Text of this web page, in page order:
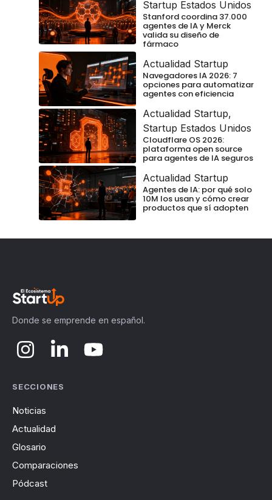
Startup Estados Unidos
Stanford coordina 37.000
agentes de IA y Merck
valida su diseño de
fármaco
Actualidad Startup
Navegadores IA 2026: 7
opciones para automatizar
agentes con eficiencia
Actualidad Startup,
Startup Estados Unidos
Cloudflare OS 2026:
plataforma open source
para agentes de IA seguros
Actualidad Startup
Agentes de IA: por qué solo
10M los usan y cómo crear
productos que sí adopten
Donde se emprende en español.
SECCIONES
Noticias
Actualidad
Glosario
Comparaciones
Pódcast